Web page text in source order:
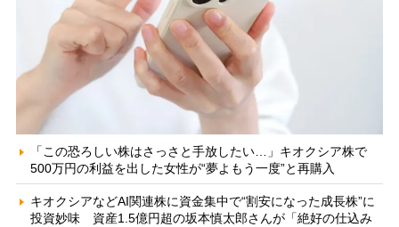
「この恐ろしい株はさっさと手放したい…」キオクシア株で
500万円の利益を出した女性が“夢よもう一度”と再購入
キオクシアなどAI関連株に資金集中で“割安になった成長株”に
投資妙味 資産1.5億円超の坂本慎太郎さんが「絶好の仕込み